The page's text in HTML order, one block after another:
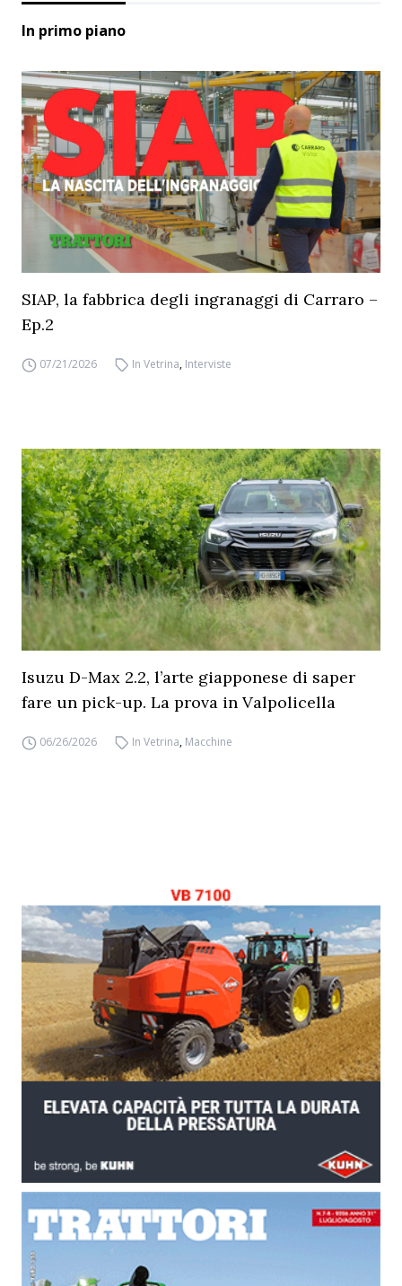
In primo piano
SIAP, la fabbrica degli ingranaggi di Carraro –
Ep.2
07/21/2026 In Vetrina, Interviste
Isuzu D-Max 2.2, l’arte giapponese di saper
fare un pick-up. La prova in Valpolicella
06/26/2026 In Vetrina, Macchine